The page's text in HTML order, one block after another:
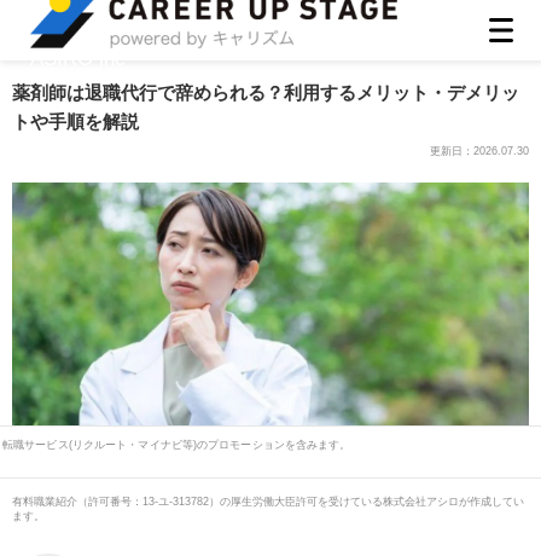
薬剤師は退職代行で辞められる？利用するメリット・デメリッ
トや手順を解説
更新日：2026.07.30
転職サービス(リクルート・マイナビ等)のプロモーションを含みます。
有料職業紹介（許可番号：13-ユ-313782）の厚生労働大臣許可を受けている株式会社アシロが作成してい
ます。